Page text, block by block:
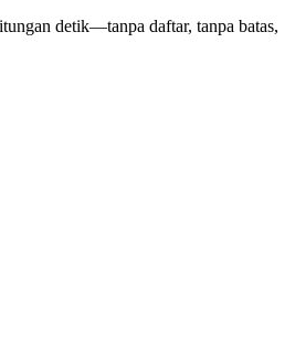
detik—tanpa daftar, tanpa batas,